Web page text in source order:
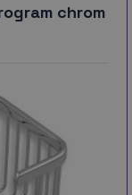
chrom